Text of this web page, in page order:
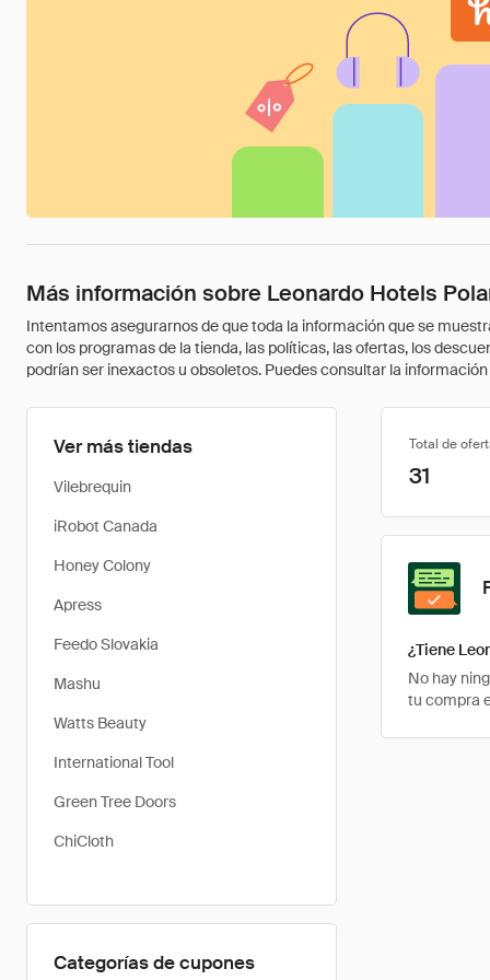
Más información sobre Leonardo Hotels
Intentamos asegurarnos de que toda la información que se
con los programas de la tienda, las políticas, las ofertas, los
podrían ser inexactos u obsoletos. Puedes consultar la
Ver más tiendas
Vilebrequin
iRobot Canada
Honey Colony
Apress
Feedo Slovakia
Mashu
Watts Beauty
International Tool
Green Tree Doors
ChiCloth
Categorías de cupones
Total de
31
¿Tiene
No hay
tu compra